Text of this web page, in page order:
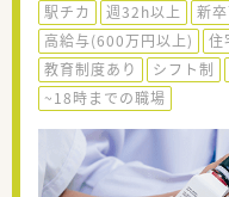
駅チカ 週32h以上 新
高給与(600万円以上)
住
教育制度あり
シフト制
~18時までの職場